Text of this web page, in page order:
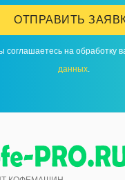
ОТПРАВИТЬ
соглашаетесь на обработку
данных.